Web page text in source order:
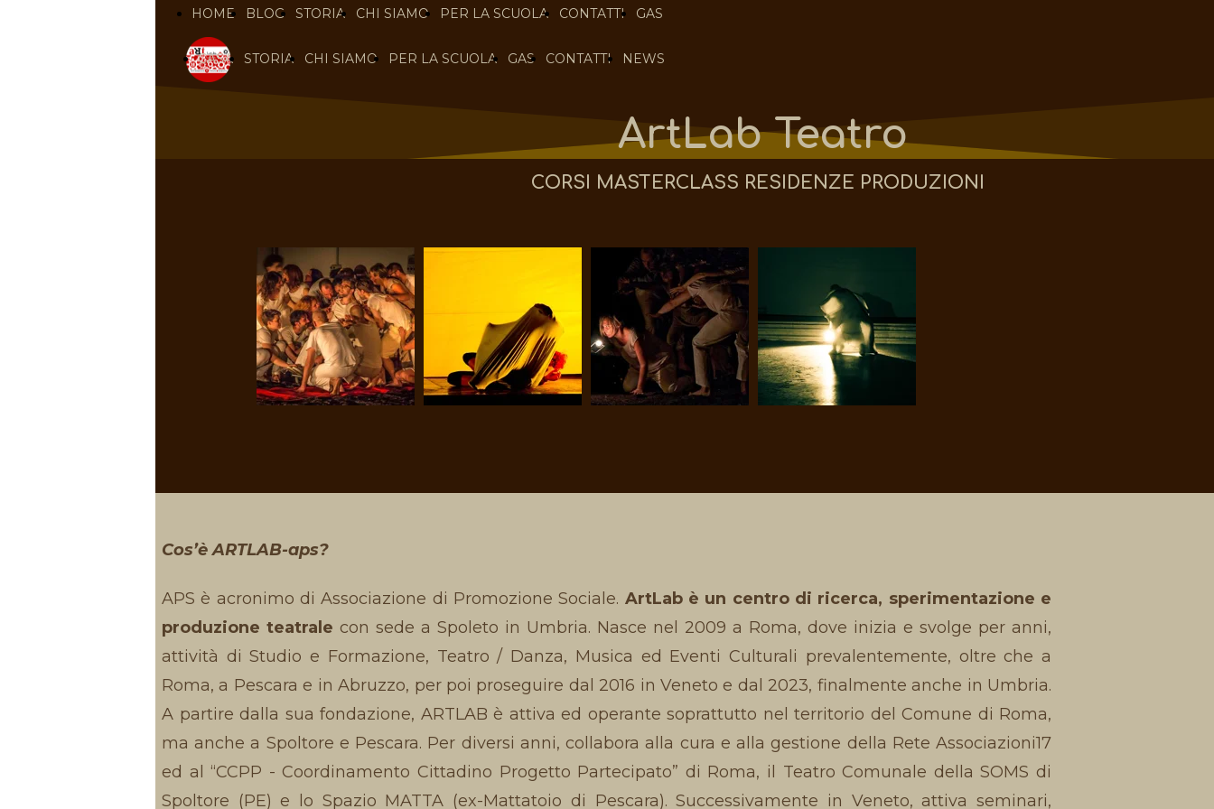
HOME BLOG STORIA CHI SIAMO PER LA SCUOLA CONTATTI GAS
CASA STORIA CHI SIAMO PER LA SCUOLA GAS CONTATTI NEWS
ArtLab Teatro
CORSI MASTERCLASS RESIDENZE PRODUZIONI
Cos’è ARTLAB-aps?
APS è acronimo di Associazione di Promozione Sociale. ArtLab è un centro di ricerca, sperimentazione e
produzione teatrale con sede a Spoleto in Umbria. Nasce nel 2009 a Roma, dove inizia e svolge per anni,
attività di Studio e Formazione, Teatro / Danza, Musica ed Eventi Culturali prevalentemente, oltre che a
Roma, a Pescara e in Abruzzo, per poi proseguire dal 2016 in Veneto e dal 2023, finalmente anche in Umbria.
A partire dalla sua fondazione, ARTLAB è attiva ed operante soprattutto nel territorio del Comune di Roma,
ma anche a Spoltore e Pescara. Per diversi anni, collabora alla cura e alla gestione della Rete Associazioni17
ed al “CCPP - Coordinamento Cittadino Progetto Partecipato” di Roma, il Teatro Comunale della SOMS di
Spoltore (PE) e lo Spazio MATTA (ex-Mattatoio di Pescara). Successivamente in Veneto, attiva seminari,